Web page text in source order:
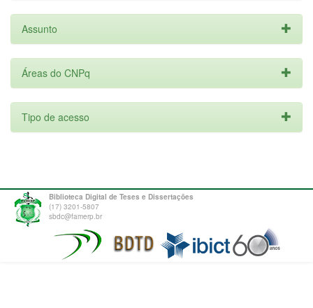
Assunto
Áreas do CNPq
Tipo de acesso
Biblioteca Digital de Teses e Dissertações
(17) 3201-5807
sbdc@famerp.br